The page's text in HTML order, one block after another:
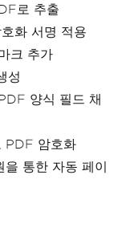
로 추출
화 서명 적용
크 추가
성
양식 필드 채
PDF 암호화
통한 자동 페이